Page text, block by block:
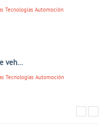
Tecnologías Automoción
veh...
Tecnologías Automoción